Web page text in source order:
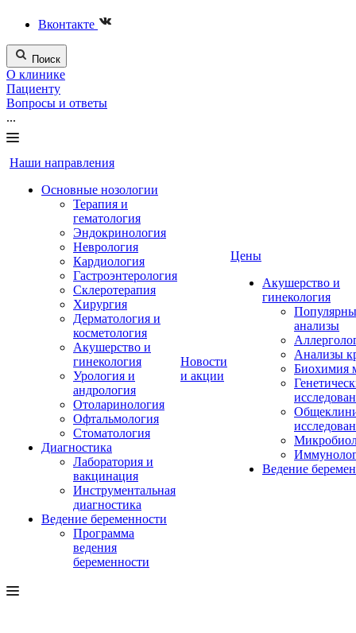
Вконтакте
Поиск
О клинике
Пациенту
Вопросы и ответы
...
Наши направления
Основные нозологии
Терапия и
гематология
Эндокринология
Неврология
Кардиология
Гастроэнтерология
Склеротерапия
Хирургия
Дерматология и
косметология
Акушерство и
гинекология
Урология и
андрология
Отоларинология
Офтальмология
Стоматология
Диагностика
Лаборатория и
вакцинация
Инструментальная
диагностика
Ведение беременности
Программа
ведения
беременности
Новости
и акции
Цены
Акушерство и
гинекология
анализы
Анализы
Биохимия
Ведение